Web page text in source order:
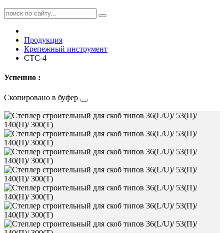
Продукция
Крепежный инструмент
СТС-4
Успешно :
Скопировано в буфер